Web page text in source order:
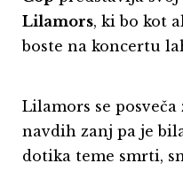
Lilamors, ki bo kot
boste na koncertu
Lilamors se
navdih zanj pa je
dotika teme smrti,